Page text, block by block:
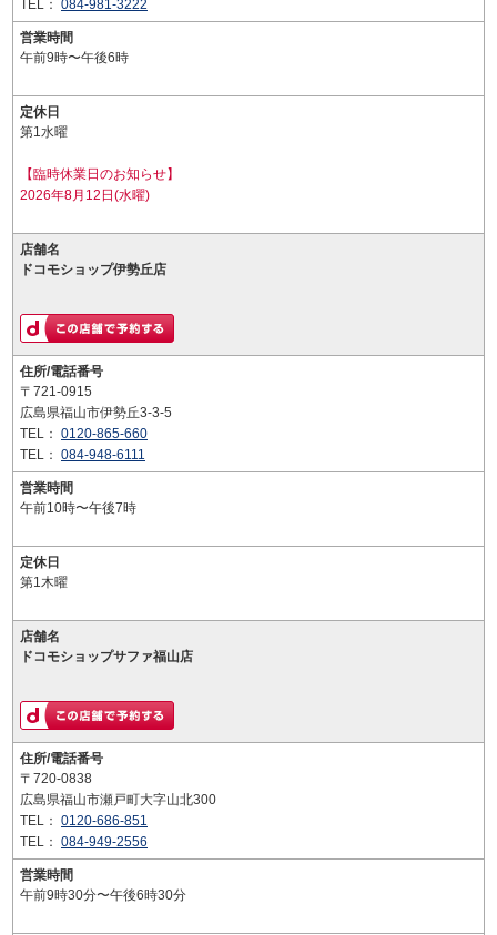
TEL： 084-981-3222
営業時間
午前9時〜午後6時
定休日
第1水曜
【臨時休業日のお知らせ】
2026年8月12日(水曜)
店舗名
ドコモショップ伊勢丘店
住所/電話番号
〒721-0915
広島県福山市伊勢丘3-3-5
TEL： 0120-865-660
TEL： 084-948-6111
営業時間
午前10時〜午後7時
定休日
第1木曜
店舗名
ドコモショップサファ福山店
住所/電話番号
〒720-0838
広島県福山市瀬戸町大字山北300
TEL： 0120-686-851
TEL： 084-949-2556
営業時間
午前9時30分〜午後6時30分